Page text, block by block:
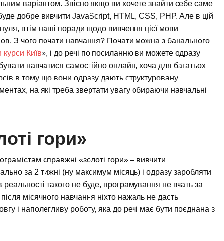
варіантом. Звісно якщо ви хочете знайти себе саме
добре вивчити JavaScript, HTML, CSS, PHP. Але в цій
втім наші поради щодо вивчення цієї мови
З чого почати навчання? Почати можна з банального
курси Київ», і до речі по посиланню ви можете одразу
навчатися самостійно онлайн, хоча для багатьох
в тому що вони одразу дають структуровану
на які треба звертати увагу обираючи навчальні
гори»
справжні «золоті гори» – вивчити
за 2 тижні (ну максимум місяць) і одразу заробляти
такого не буде, програмування не вчать за
місячного навчання ніхто нажаль не дасть.
і наполегливу роботу, яка до речі має бути поєднана з